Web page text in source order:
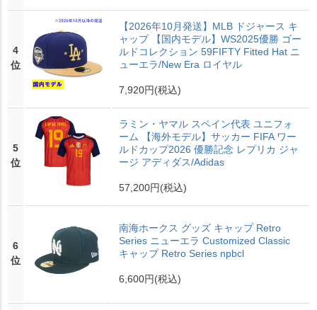
4
位
【2026年10月発送】MLB ドジャース キ
ャップ 【国内モデル】WS2025優勝 ゴー
ルドコレクション 59FIFTY Fitted Hat ニ
ューエラ/New Era ロイヤル
7,920円(税込)
5
位
ラミン・ヤマル スペイン代表 ユニフォ
ーム 【海外モデル】サッカー FIFA ワー
ルドカップ2026 優勝記念 レプリカ ジャ
ージ アディダス/Adidas
57,200円(税込)
6
位
南海ホークス グッズ キャップ Retro
Series ニューエラ Customized Classic
キャップ Retro Series npbcl
6,600円(税込)